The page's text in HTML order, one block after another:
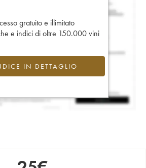
gratuito e illimitato
e indici di oltre 150.000 vini
IN DETTAGLIO